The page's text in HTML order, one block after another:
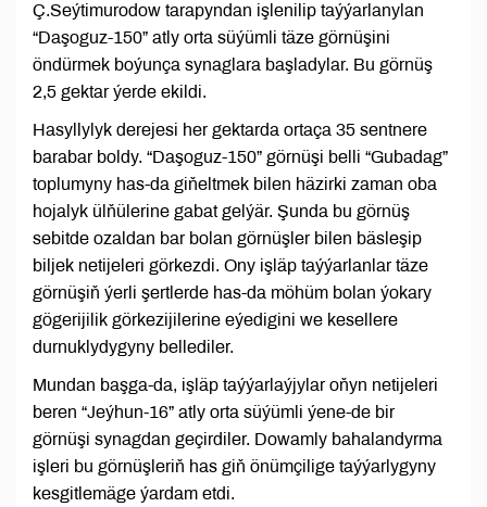
Ç.Seýtimurodow tarapyndan işlenilip taýýarlanylan
“Daşoguz-150” atly orta süýümli täze görnüşini
öndürmek boýunça synaglara başladylar. Bu görnüş
2,5 gektar ýerde ekildi.
Hasyllylyk derejesi her gektarda ortaça 35 sentnere
barabar boldy. “Daşoguz-150” görnüşi belli “Gubadag”
toplumyny has-da giňeltmek bilen häzirki zaman oba
hojalyk ülňülerine gabat gelýär. Şunda bu görnüş
sebitde ozaldan bar bolan görnüşler bilen bäsleşip
biljek netijeleri görkezdi. Ony işläp taýýarlanlar täze
görnüşiň ýerli şertlerde has-da möhüm bolan ýokary
gögerijilik görkezijilerine eýedigini we kesellere
durnuklydygyny bellediler.
Mundan başga-da, işläp taýýarlaýjylar oňyn netijeleri
beren “Jeýhun-16” atly orta süýümli ýene-de bir
görnüşi synagdan geçirdiler. Dowamly bahalandyrma
işleri bu görnüşleriň has giň önümçilige taýýarlygyny
kesgitlemäge ýardam etdi.